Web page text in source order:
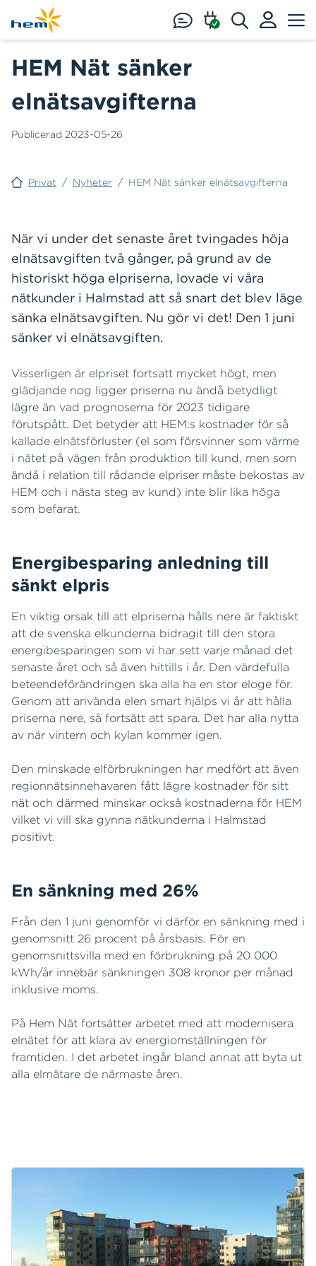
Hoppa till huvudinnehåll
HEM Nät sänker
elnätsavgifterna
Publicerad 2023-05-26
Privat / Nyheter / HEM Nät sänker elnätsavgifterna
När vi under det senaste året tvingades höja
elnätsavgiften två gånger, på grund av de
historiskt höga elpriserna, lovade vi våra
nätkunder i Halmstad att så snart det blev läge
sänka elnätsavgiften. Nu gör vi det! Den 1 juni
sänker vi elnätsavgiften.
Visserligen är elpriset fortsatt mycket högt, men
glädjande nog ligger priserna nu ändå betydligt
lägre än vad prognoserna för 2023 tidigare
förutspått. Det betyder att HEM:s kostnader för så
kallade elnätsförluster (el som försvinner som värme
i nätet på vägen från produktion till kund, men som
ändå i relation till rådande elpriser måste bekostas av
HEM och i nästa steg av kund) inte blir lika höga
som befarat.
Energibesparing anledning till
sänkt elpris
En viktig orsak till att elpriserna hålls nere är faktiskt
att de svenska elkunderna bidragit till den stora
energibesparingen som vi har sett varje månad det
senaste året och så även hittills i år. Den värdefulla
beteendeförändringen ska alla ha en stor eloge för.
Genom att använda elen smart hjälps vi år att hålla
priserna nere, så fortsätt att spara. Det har alla nytta
av när vintern och kylan kommer igen.
Den minskade elförbrukningen har medfört att även
regionnätsinnehavaren fått lägre kostnader för sitt
nät och därmed minskar också kostnaderna för HEM
vilket vi vill ska gynna nätkunderna i Halmstad
positivt.
En sänkning med 26%
Från den 1 juni genomför vi därför en sänkning med i
genomsnitt 26 procent på årsbasis. För en
genomsnittsvilla med en förbrukning på 20 000
kWh/år innebär sänkningen 308 kronor per månad
inklusive moms.
På Hem Nät fortsätter arbetet med att modernisera
elnätet för att klara av energiomställningen för
framtiden. I det arbetet ingår bland annat att byta ut
alla elmätare de närmaste åren.